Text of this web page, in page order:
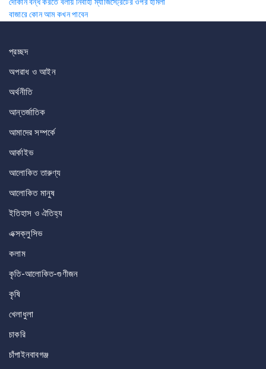
Post
navigation
দোকান বন্ধ করতে বলায় নির্বাহী ম্যাজিস্ট্রেটের ওপর হামলা
বাজারে কোন আম কখন পাবেন
প্রচ্ছদ
অপরাধ ও আইন
অর্থনীতি
আন্তর্জাতিক
আমাদের সম্পর্কে
আর্কাইভ
আলোকিত তারুণ্য
আলোকিত মানুষ
ইতিহাস ও ঐতিহ্য
এক্সক্লুসিভ
কলাম
কৃতি-আলোকিত-গুণীজন
কৃষি
খেলাধুলা
চাকরি
চাঁপাইনবাবগঞ্জ